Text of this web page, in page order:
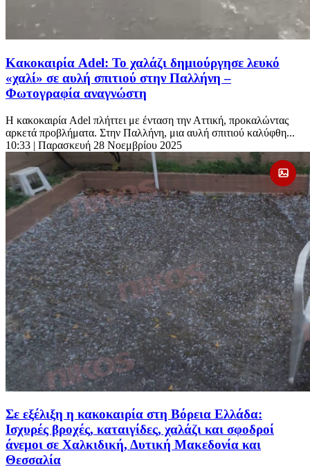
Κακοκαιρία Adel: Το χαλάζι δημιούργησε λευκό
«χαλί» σε αυλή σπιτιού στην Παλλήνη –
Φωτογραφία αναγνώστη
Η κακοκαιρία Adel πλήττει με ένταση την Αττική, προκαλώντας
αρκετά προβλήματα. Στην Παλλήνη, μια αυλή σπιτιού καλύφθη...
10:33 | Παρασκευή 28 Νοεμβρίου 2025
Σε εξέλιξη η κακοκαιρία στη Βόρεια Ελλάδα:
Ισχυρές βροχές, καταιγίδες, χαλάζι και σφοδροί
άνεμοι σε Χαλκιδική, Δυτική Μακεδονία και
Θεσσαλία